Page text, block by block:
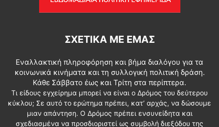
ΣΧΕΤΙΚΆ ΜΕ ΕΜΆΣ
Εναλλακτική πληροφόρηση και βήμα διαλόγου για τα
κοινωνικά κινήματα και τη συλλογική πολιτική δράση.
Κάθε Σάββατο έως και Τρίτη στα περίπτερα.
Τι είδους εγχείρημα μπορεί να είναι ο Δρόμος του δεύτερου
κύκλου; Σε αυτό το ερώτημα πρέπει, κατ’ αρχάς, να δώσουμε
μιαν απάντηση. Ο Δρόμος πρέπει ενσυνείδητα και
σχεδιασμένα να προσδιοριστεί ως συμβολή διεξόδου της